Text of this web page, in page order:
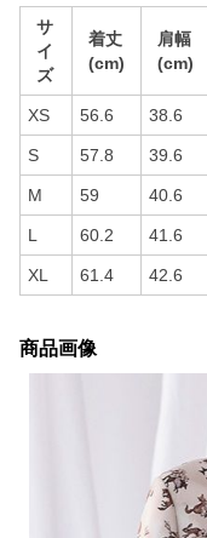
サ
イ
ズ
着丈
(cm)
肩幅
(cm)
XS 56.6 38.6
S 57.8 39.6
M 59 40.6
L 60.2 41.6
XL 61.4 42.6
商品画像